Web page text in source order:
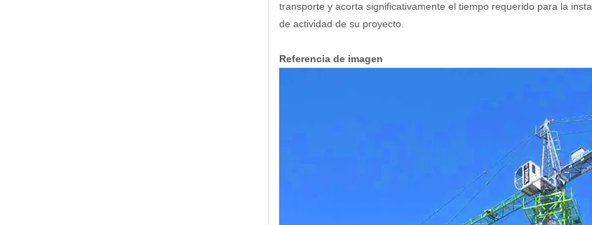
transporte y acorta significativamente el tiempo requerido para la
de actividad de su proyecto.
Referencia de imagen